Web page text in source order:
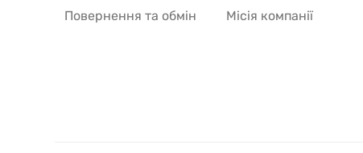
Повернення та обмін
Місія компанії